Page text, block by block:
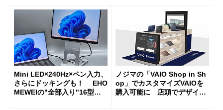
Mini LED×240Hz×ペン入力、
さらにドッキングも！ EHO
MEWEIの"全部入り"16型モ
ノジマの「VAIO Shop in Sh
op」でカスタマイズVAIOを
購入可能に 店頭でデザイン